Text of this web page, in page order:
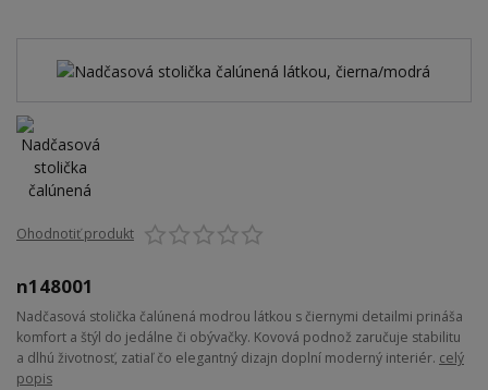
Ohodnotiť produkt
n148001
Nadčasová stolička čalúnená modrou látkou s čiernymi detailmi prináša
komfort a štýl do jedálne či obývačky. Kovová podnož zaručuje stabilitu
a dlhú životnosť, zatiaľ čo elegantný dizajn doplní moderný interiér. celý
popis